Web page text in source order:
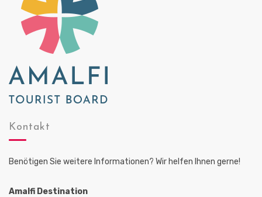
Kontakt
Benötigen Sie weitere Informationen? Wir helfen Ihnen gerne!
Amalfi Destination